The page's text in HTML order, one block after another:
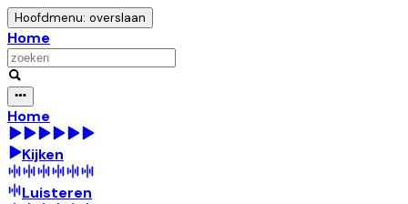
Hoofdmenu: overslaan
Home
Home
Kijken
Luisteren